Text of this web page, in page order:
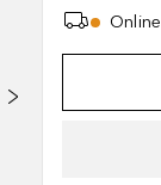
Online